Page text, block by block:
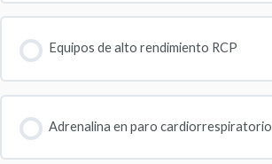
Equipos de alto rendimiento RCP
Adrenalina en paro cardiorrespiratorio